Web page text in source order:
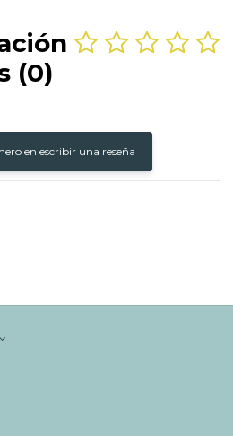
(0)
en escribir una reseña